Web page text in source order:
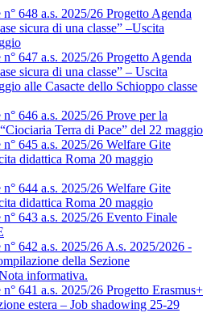
648 a.s. 2025/26 Progetto Agenda
sicura di una classe” –Uscita
647 a.s. 2025/26 Progetto Agenda
sicura di una classe” – Uscita
alle Casacte dello Schioppo classe
646 a.s. 2025/26 Prove per la
Terra di Pace” del 22 maggio
645 a.s. 2025/26 Welfare Gite
didattica Roma 20 maggio
644 a.s. 2025/26 Welfare Gite
didattica Roma 20 maggio
643 a.s. 2025/26 Evento Finale
642 a.s. 2025/26 A.s. 2025/2026 -
della Sezione
informativa.
641 a.s. 2025/26 Progetto Erasmus+
estera – Job shadowing 25-29